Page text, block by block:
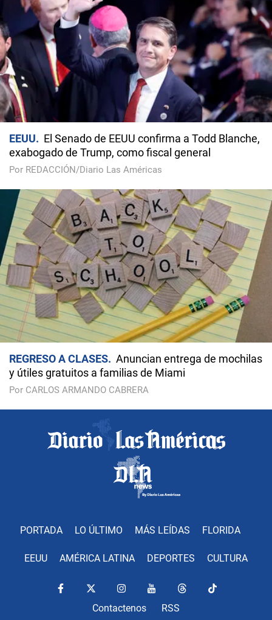
EEUU
El Senado de EEUU confirma a Todd Blanche,
exabogado de Trump, como fiscal general
Por REDACCIÓN/Diario Las Américas
REGRESO A CLASES
Anuncian entrega de mochilas
y útiles gratuitos a familias de Miami
Por CARLOS ARMANDO CABRERA
PORTADA LO ÚLTIMO MÁS LEÍDAS FLORIDA
EEUU AMÉRICA LATINA DEPORTES CULTURA
Contactenos RSS